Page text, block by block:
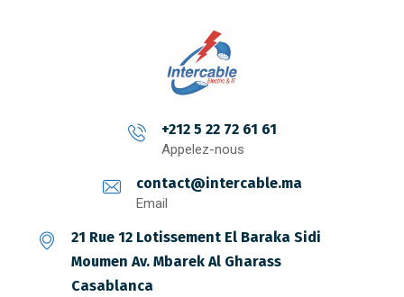
+212 5 22 72 61 61
Appelez-nous
contact@intercable.ma
Email
21 Rue 12 Lotissement El Baraka Sidi
Moumen Av. Mbarek Al Gharass
Casablanca